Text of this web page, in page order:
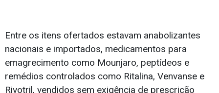
Entre os itens ofertados estavam anabolizantes
nacionais e importados, medicamentos para
emagrecimento como Mounjaro, peptídeos e
remédios controlados como Ritalina, Venvanse e
Rivotril, vendidos sem exigência de prescrição